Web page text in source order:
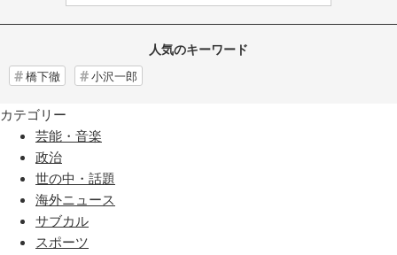
人気のキーワード
橋下徹 小沢一郎
カテゴリー
芸能・音楽
政治
世の中・話題
海外ニュース
サブカル
スポーツ